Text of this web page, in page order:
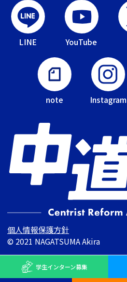
LINE YouTube
note Instagram
個人情報保護方針
© 2021 NAGATSUMA Akira
学生インターン募集